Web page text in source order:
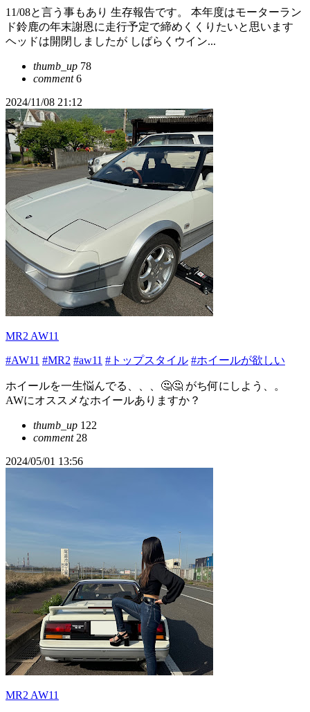
11/08と言う事もあり 生存報告です。 本年度はモーターラン
ド鈴鹿の年末謝恩に走行予定で締めくくりたいと思います
ヘッドは開閉しましたが しばらくウイン...
thumb_up 78
comment6
2024/11/08 21:12
MR2 AW11
#AW11 #MR2 #aw11 #トップスタイル #ホイールが欲しい
ホイールを一生悩んでる、、、🤔🤔 がち何にしよう、。
AWにオススメなホイールありますか？
thumb_up 122
comment28
2024/05/01 13:56
MR2 AW11